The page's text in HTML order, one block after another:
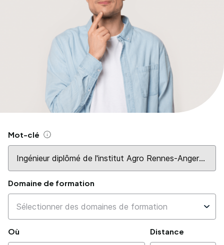
Mot-clé Aide
Domaine de formation
Où Distance